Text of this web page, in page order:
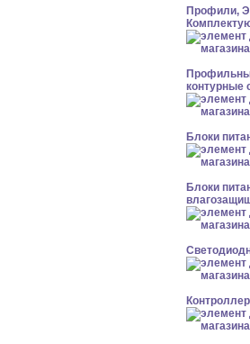
Профили,
контурные
Блоки
Блоки